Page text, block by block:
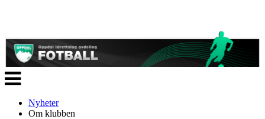
Veksle
navigasjon
Nyheter
Om klubben